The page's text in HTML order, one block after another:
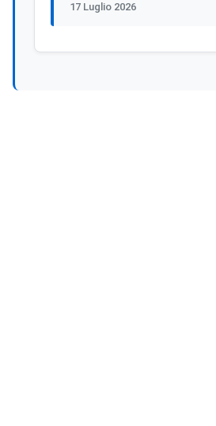
17 Luglio 2026